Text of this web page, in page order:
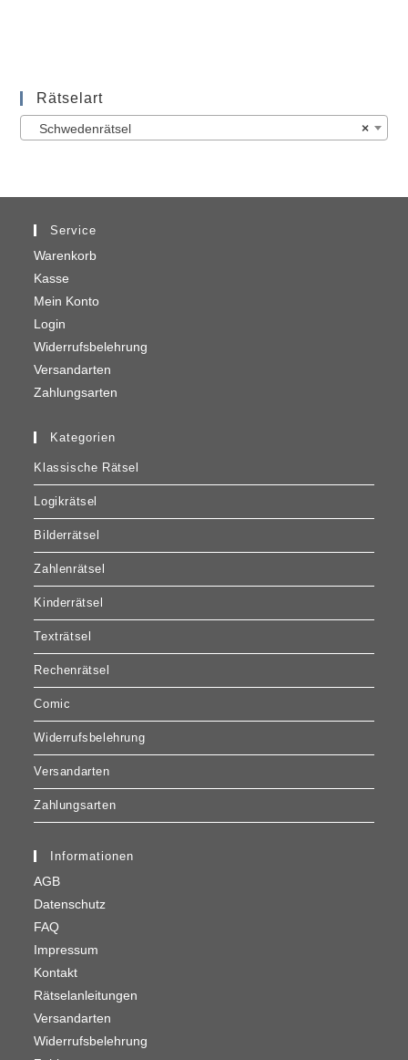
Rätselart
×
Schwedenrätsel
Service
Warenkorb
Kasse
Mein Konto
Login
Widerrufsbelehrung
Versandarten
Zahlungsarten
Kategorien
Klassische Rätsel
Logikrätsel
Bilderrätsel
Zahlenrätsel
Kinderrätsel
Texträtsel
Rechenrätsel
Comic
Widerrufsbelehrung
Versandarten
Zahlungsarten
Informationen
AGB
Datenschutz
FAQ
Impressum
Kontakt
Rätselanleitungen
Versandarten
Widerrufsbelehrung